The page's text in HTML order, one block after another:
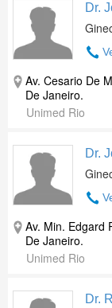
Dr.
Av. Cesario De
De Janeiro.
Unimed Rio
Dr.
Av. Min. Edgard
De Janeiro.
Unimed Rio
Dr.